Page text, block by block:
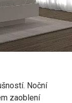
Noční
zaoblení